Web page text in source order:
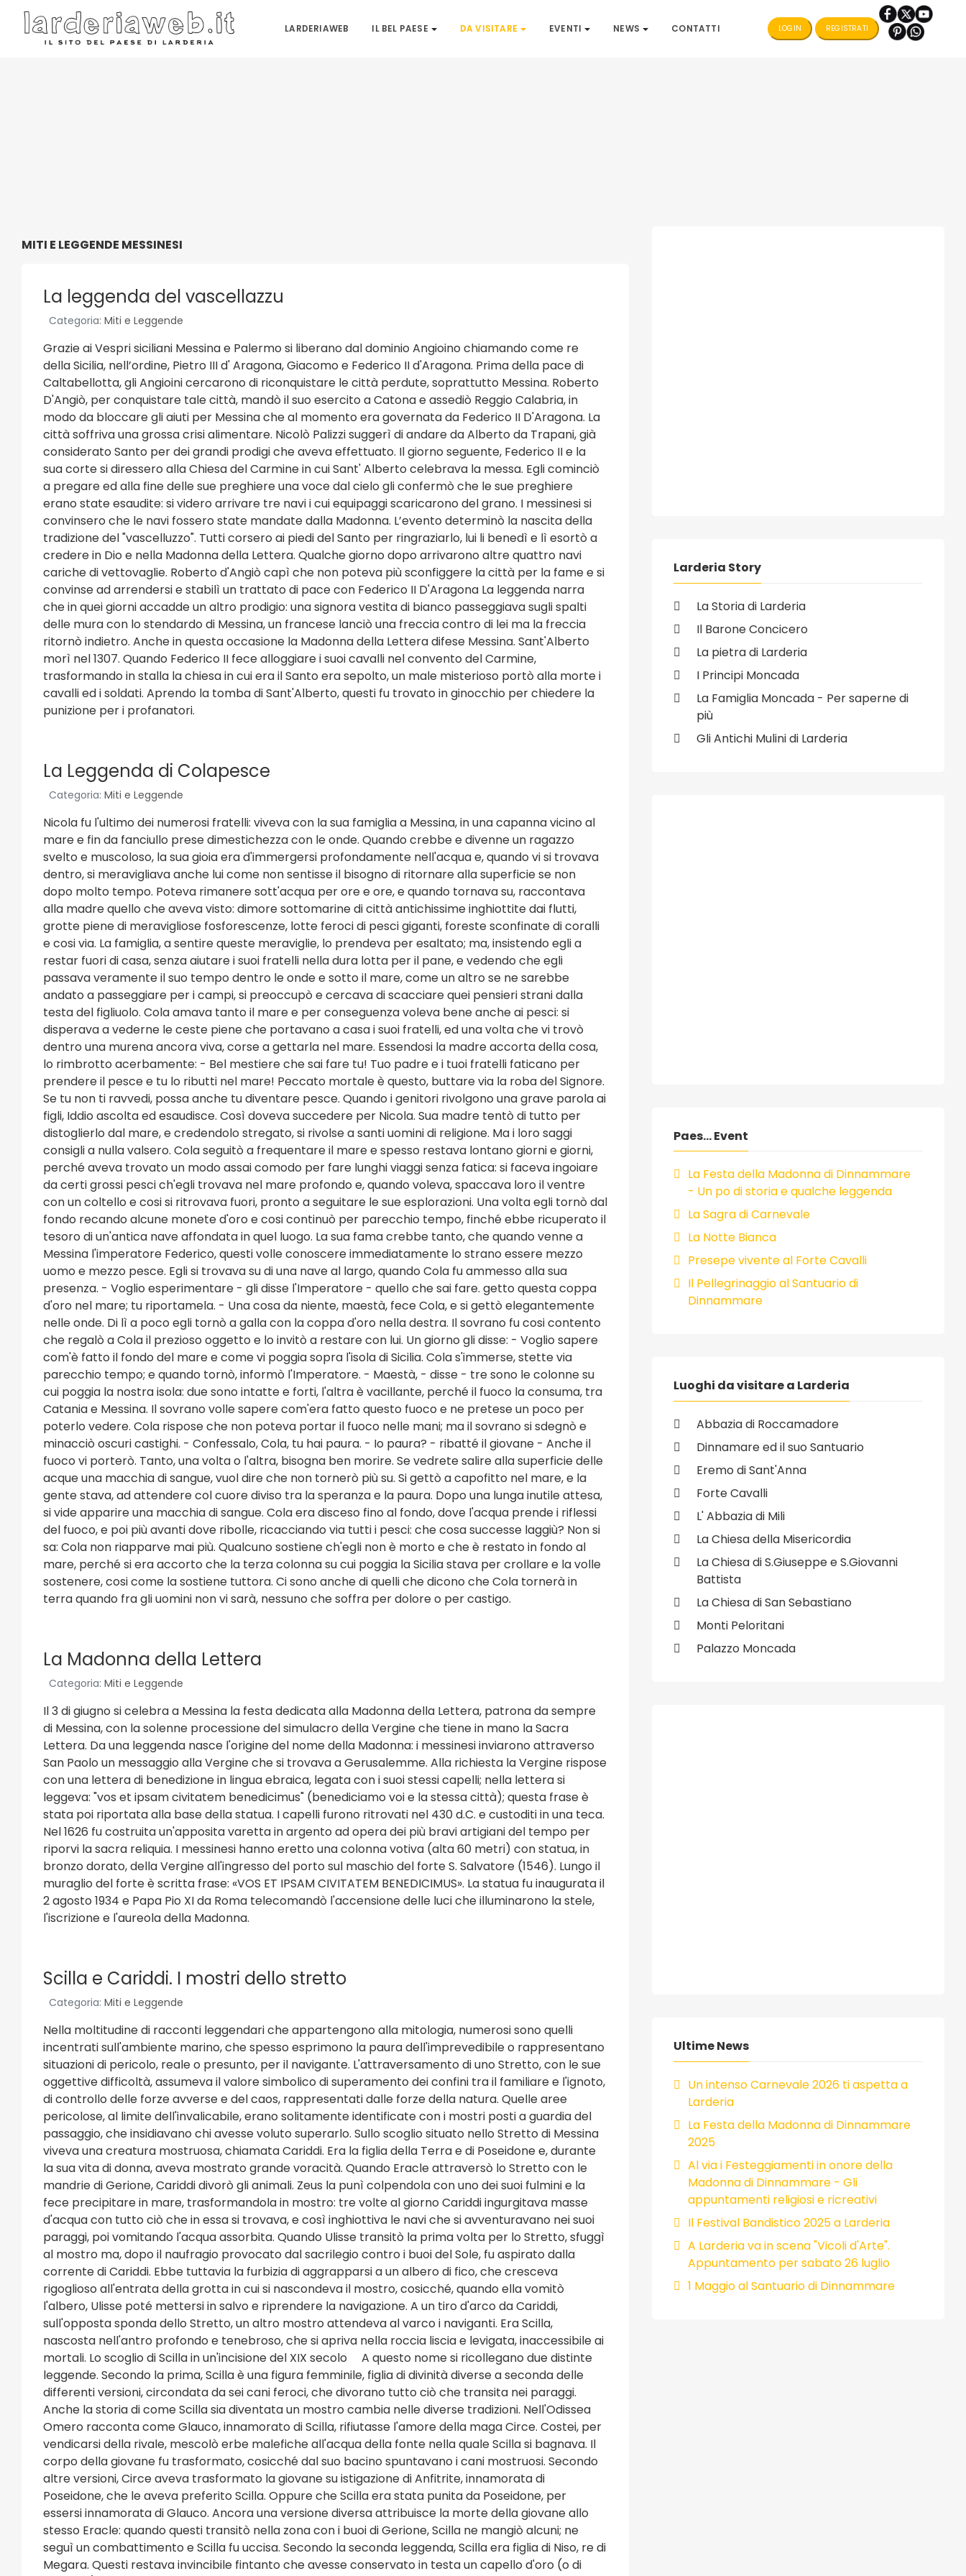
LARDERIAWEB IL BEL PAESE DA VISITARE EVENTI NEWS CONTATTI LOGIN REGISTRATI
MITI E LEGGENDE MESSINESI
La leggenda del vascellazzu
Categoria: Miti e Leggende
Grazie ai Vespri siciliani Messina e Palermo si liberano dal dominio Angioino chiamando come re
della Sicilia, nell’ordine, Pietro III d' Aragona, Giacomo e Federico II d'Aragona. Prima della pace di
Caltabellotta, gli Angioini cercarono di riconquistare le città perdute, soprattutto Messina. Roberto
D'Angiò, per conquistare tale città, mandò il suo esercito a Catona e assediò Reggio Calabria, in
modo da bloccare gli aiuti per Messina che al momento era governata da Federico II D'Aragona. La
città soffriva una grossa crisi alimentare. Nicolò Palizzi suggerì di andare da Alberto da Trapani, già
considerato Santo per dei grandi prodigi che aveva effettuato. Il giorno seguente, Federico II e la
sua corte si diressero alla Chiesa del Carmine in cui Sant' Alberto celebrava la messa. Egli cominciò
a pregare ed alla fine delle sue preghiere una voce dal cielo gli confermò che le sue preghiere
erano state esaudite: si videro arrivare tre navi i cui equipaggi scaricarono del grano. I messinesi si
convinsero che le navi fossero state mandate dalla Madonna. L’evento determinò la nascita della
tradizione del "vascelluzzo". Tutti corsero ai piedi del Santo per ringraziarlo, lui li benedì e lì esortò a
credere in Dio e nella Madonna della Lettera. Qualche giorno dopo arrivarono altre quattro navi
cariche di vettovaglie. Roberto d'Angiò capì che non poteva più sconfiggere la città per la fame e si
convinse ad arrendersi e stabilì un trattato di pace con Federico II D'Aragona La leggenda narra
che in quei giorni accadde un altro prodigio: una signora vestita di bianco passeggiava sugli spalti
delle mura con lo stendardo di Messina, un francese lanciò una freccia contro di lei ma la freccia
ritornò indietro. Anche in questa occasione la Madonna della Lettera difese Messina. Sant'Alberto
morì nel 1307. Quando Federico II fece alloggiare i suoi cavalli nel convento del Carmine,
trasformando in stalla la chiesa in cui era il Santo era sepolto, un male misterioso portò alla morte i
cavalli ed i soldati. Aprendo la tomba di Sant'Alberto, questi fu trovato in ginocchio per chiedere la
punizione per i profanatori.
La Leggenda di Colapesce
Categoria: Miti e Leggende
Nicola fu l'ultimo dei numerosi fratelli: viveva con la sua famiglia a Messina, in una capanna vicino al
mare e fin da fanciullo prese dimestichezza con le onde. Quando crebbe e divenne un ragazzo
svelto e muscoloso, la sua gioia era d'immergersi profondamente nell'acqua e, quando vi si trovava
dentro, si meravigliava anche lui come non sentisse il bisogno di ritornare alla superficie se non
dopo molto tempo. Poteva rimanere sott'acqua per ore e ore, e quando tornava su, raccontava
alla madre quello che aveva visto: dimore sottomarine di città antichissime inghiottite dai flutti,
grotte piene di meravigliose fosforescenze, lotte feroci di pesci giganti, foreste sconfinate di coralli
e cosi via. La famiglia, a sentire queste meraviglie, lo prendeva per esaltato; ma, insistendo egli a
restar fuori di casa, senza aiutare i suoi fratelli nella dura lotta per il pane, e vedendo che egli
passava veramente il suo tempo dentro le onde e sotto il mare, come un altro se ne sarebbe
andato a passeggiare per i campi, si preoccupò e cercava di scacciare quei pensieri strani dalla
testa del figliuolo. Cola amava tanto il mare e per conseguenza voleva bene anche ai pesci: si
disperava a vederne le ceste piene che portavano a casa i suoi fratelli, ed una volta che vi trovò
dentro una murena ancora viva, corse a gettarla nel mare. Essendosi la madre accorta della cosa,
lo rimbrotto acerbamente: - Bel mestiere che sai fare tu! Tuo padre e i tuoi fratelli faticano per
prendere il pesce e tu lo ributti nel mare! Peccato mortale è questo, buttare via la roba del Signore.
Se tu non ti ravvedi, possa anche tu diventare pesce. Quando i genitori rivolgono una grave parola ai
figli, Iddio ascolta ed esaudisce. Così doveva succedere per Nicola. Sua madre tentò di tutto per
distoglierlo dal mare, e credendolo stregato, si rivolse a santi uomini di religione. Ma i loro saggi
consigli a nulla valsero. Cola seguitò a frequentare il mare e spesso restava lontano giorni e giorni,
perché aveva trovato un modo assai comodo per fare lunghi viaggi senza fatica: si faceva ingoiare
da certi grossi pesci ch'egli trovava nel mare profondo e, quando voleva, spaccava loro il ventre
con un coltello e cosi si ritrovava fuori, pronto a seguitare le sue esplorazioni. Una volta egli tornò dal
fondo recando alcune monete d'oro e cosi continuò per parecchio tempo, finché ebbe ricuperato il
tesoro di un'antica nave affondata in quel luogo. La sua fama crebbe tanto, che quando venne a
Messina l'imperatore Federico, questi volle conoscere immediatamente lo strano essere mezzo
uomo e mezzo pesce. Egli si trovava su di una nave al largo, quando Cola fu ammesso alla sua
presenza. - Voglio esperimentare - gli disse l'Imperatore - quello che sai fare. getto questa coppa
d'oro nel mare; tu riportamela. - Una cosa da niente, maestà, fece Cola, e si gettò elegantemente
nelle onde. Di lì a poco egli tornò a galla con la coppa d'oro nella destra. Il sovrano fu cosi contento
che regalò a Cola il prezioso oggetto e lo invitò a restare con lui. Un giorno gli disse: - Voglio sapere
com'è fatto il fondo del mare e come vi poggia sopra l'isola di Sicilia. Cola s'immerse, stette via
parecchio tempo; e quando tornò, informò l'Imperatore. - Maestà, - disse - tre sono le colonne su
cui poggia la nostra isola: due sono intatte e forti, l'altra è vacillante, perché il fuoco la consuma, tra
Catania e Messina. Il sovrano volle sapere com'era fatto questo fuoco e ne pretese un poco per
poterlo vedere. Cola rispose che non poteva portar il fuoco nelle mani; ma il sovrano si sdegnò e
minacciò oscuri castighi. - Confessalo, Cola, tu hai paura. - Io paura? - ribatté il giovane - Anche il
fuoco vi porterò. Tanto, una volta o l'altra, bisogna ben morire. Se vedrete salire alla superficie delle
acque una macchia di sangue, vuol dire che non tornerò più su. Si gettò a capofitto nel mare, e la
gente stava, ad attendere col cuore diviso tra la speranza e la paura. Dopo una lunga inutile attesa,
si vide apparire una macchia di sangue. Cola era disceso fino al fondo, dove l'acqua prende i riflessi
del fuoco, e poi più avanti dove ribolle, ricacciando via tutti i pesci: che cosa successe laggiù? Non si
sa: Cola non riapparve mai più. Qualcuno sostiene ch'egli non è morto e che è restato in fondo al
mare, perché si era accorto che la terza colonna su cui poggia la Sicilia stava per crollare e la volle
sostenere, cosi come la sostiene tuttora. Ci sono anche di quelli che dicono che Cola tornerà in
terra quando fra gli uomini non vi sarà, nessuno che soffra per dolore o per castigo.
La Madonna della Lettera
Categoria: Miti e Leggende
Il 3 di giugno si celebra a Messina la festa dedicata alla Madonna della Lettera, patrona da sempre
di Messina, con la solenne processione del simulacro della Vergine che tiene in mano la Sacra
Lettera. Da una leggenda nasce l'origine del nome della Madonna: i messinesi inviarono attraverso
San Paolo un messaggio alla Vergine che si trovava a Gerusalemme. Alla richiesta la Vergine rispose
con una lettera di benedizione in lingua ebraica, legata con i suoi stessi capelli; nella lettera si
leggeva: "vos et ipsam civitatem benedicimus" (benediciamo voi e la stessa città); questa frase è
stata poi riportata alla base della statua. I capelli furono ritrovati nel 430 d.C. e custoditi in una teca.
Nel 1626 fu costruita un'apposita varetta in argento ad opera dei più bravi artigiani del tempo per
riporvi la sacra reliquia. I messinesi hanno eretto una colonna votiva (alta 60 metri) con statua, in
bronzo dorato, della Vergine all'ingresso del porto sul maschio del forte S. Salvatore (1546). Lungo il
muraglio del forte è scritta frase: «VOS ET IPSAM CIVITATEM BENEDICIMUS». La statua fu inaugurata il
2 agosto 1934 e Papa Pio XI da Roma telecomandò l'accensione delle luci che illuminarono la stele,
l'iscrizione e l'aureola della Madonna.
Scilla e Cariddi. I mostri dello stretto
Categoria: Miti e Leggende
Nella moltitudine di racconti leggendari che appartengono alla mitologia, numerosi sono quelli
incentrati sull'ambiente marino, che spesso esprimono la paura dell'imprevedibile o rappresentano
situazioni di pericolo, reale o presunto, per il navigante. L'attraversamento di uno Stretto, con le sue
oggettive difficoltà, assumeva il valore simbolico di superamento dei confini tra il familiare e l'ignoto,
di controllo delle forze avverse e del caos, rappresentati dalle forze della natura. Quelle aree
pericolose, al limite dell'invalicabile, erano solitamente identificate con i mostri posti a guardia del
passaggio, che insidiavano chi avesse voluto superarlo. Sullo scoglio situato nello Stretto di Messina
viveva una creatura mostruosa, chiamata Cariddi. Era la figlia della Terra e di Poseidone e, durante
la sua vita di donna, aveva mostrato grande voracità. Quando Eracle attraversò lo Stretto con le
mandrie di Gerione, Cariddi divorò gli animali. Zeus la punì colpendola con uno dei suoi fulmini e la
fece precipitare in mare, trasformandola in mostro: tre volte al giorno Cariddi ingurgitava masse
d'acqua con tutto ciò che in essa si trovava, e così inghiottiva le navi che si avventuravano nei suoi
paraggi, poi vomitando l'acqua assorbita. Quando Ulisse transitò la prima volta per lo Stretto, sfuggì
al mostro ma, dopo il naufragio provocato dal sacrilegio contro i buoi del Sole, fu aspirato dalla
corrente di Cariddi. Ebbe tuttavia la furbizia di aggrapparsi a un albero di fico, che cresceva
rigoglioso all'entrata della grotta in cui si nascondeva il mostro, cosicché, quando ella vomitò
l'albero, Ulisse poté mettersi in salvo e riprendere la navigazione. A un tiro d'arco da Cariddi,
sull'opposta sponda dello Stretto, un altro mostro attendeva al varco i naviganti. Era Scilla,
nascosta nell'antro profondo e tenebroso, che si apriva nella roccia liscia e levigata, inaccessibile ai
mortali. Lo scoglio di Scilla in un'incisione del XIX secolo A questo nome si ricollegano due distinte
leggende. Secondo la prima, Scilla è una figura femminile, figlia di divinità diverse a seconda delle
differenti versioni, circondata da sei cani feroci, che divorano tutto ciò che transita nei paraggi.
Anche la storia di come Scilla sia diventata un mostro cambia nelle diverse tradizioni. Nell'Odissea
Omero racconta come Glauco, innamorato di Scilla, rifiutasse l'amore della maga Circe. Costei, per
vendicarsi della rivale, mescolò erbe malefiche all'acqua della fonte nella quale Scilla si bagnava. Il
corpo della giovane fu trasformato, cosicché dal suo bacino spuntavano i cani mostruosi. Secondo
altre versioni, Circe aveva trasformato la giovane su istigazione di Anfitrite, innamorata di
Poseidone, che le aveva preferito Scilla. Oppure che Scilla era stata punita da Poseidone, per
essersi innamorata di Glauco. Ancora una versione diversa attribuisce la morte della giovane allo
stesso Eracle: quando questi transitò nella zona con i buoi di Gerione, Scilla ne mangiò alcuni; ne
seguì un combattimento e Scilla fu uccisa. Secondo la seconda leggenda, Scilla era figlia di Niso, re di
Megara. Questi restava invincibile fintanto che avesse conservato in testa un capello d'oro (o di
Larderia Story
La Storia di Larderia
Il Barone Concicero
La pietra di Larderia
I Principi Moncada
La Famiglia Moncada - Per saperne di
più
Gli Antichi Mulini di Larderia
Paes... Event
La Festa della Madonna di Dinnammare
- Un po di storia e qualche leggenda
La Sagra di Carnevale
La Notte Bianca
Presepe vivente al Forte Cavalli
Il Pellegrinaggio al Santuario di
Dinnammare
Luoghi da visitare a Larderia
Abbazia di Roccamadore
Dinnamare ed il suo Santuario
Eremo di Sant'Anna
Forte Cavalli
L' Abbazia di Mili
La Chiesa della Misericordia
La Chiesa di S.Giuseppe e S.Giovanni
Battista
La Chiesa di San Sebastiano
Monti Peloritani
Palazzo Moncada
Ultime News
Un intenso Carnevale 2026 ti aspetta a
Larderia
La Festa della Madonna di Dinnammare
2025
Al via i Festeggiamenti in onore della
Madonna di Dinnammare - Gli
appuntamenti religiosi e ricreativi
Il Festival Bandistico 2025 a Larderia
A Larderia va in scena "Vicoli d'Arte".
Appuntamento per sabato 26 luglio
1 Maggio al Santuario di Dinnammare